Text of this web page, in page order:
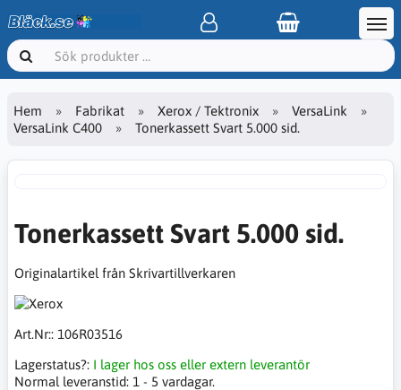
Hem Fabrikat Xerox / Tektronix
VersaLink
VersaLink C400
Tonerkassett Svart 5.000 sid.
Tonerkassett Svart 5.000 sid.
Originalartikel från Skrivartillverkaren
Art.Nr:: 106R03516
Lagerstatus?: I lager hos oss eller extern leverantör
Normal leveranstid: 1 - 5 vardagar.